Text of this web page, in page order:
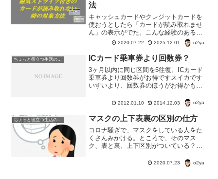
法
キャッシュカードやクレジットカードを
使おうとしたら「カードが読み取れませ
ん」の表示がでた。こんな経験のある人
多いんじゃないかな。カードを使おうと
思った時に読み取りエラーが起こると焦
るけど、ちょっとしたことで、読み取り
可能になることもある。
2020.07.22 2025.12.01 o2ya
ちょっと役立つ生活の知恵 ICカード乗車券より回数券？
3ヶ月以内に同じ区間を5往復、ICカード
乗車券より回数券がお得ですスイカです
いすいより、回数券のほうがお得かも知
まこと便利なものが世の中にはあるもの
よ。 が、しかし、損かとくかで考える
と、IC乗車券より...
2012.01.10 2014.12.03 o2ya
マスクの上下表裏の区別の仕方
コロナ騒ぎで、マスクをしている人をた
くさんみかける。ところで、そのマス
ク、表と裏、上下区別がついている？市
だ。とても簡単にマスクの表と裏を判断
2020.07.23 o2ya